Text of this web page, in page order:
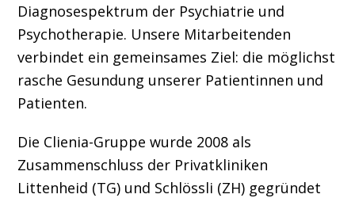
Diagnosespektrum der Psychiatrie und
Psychotherapie. Unsere Mitarbeitenden
verbindet ein gemeinsames Ziel: die möglichst
rasche Gesundung unserer Patientinnen und
Patienten.
Die Clienia-Gruppe wurde 2008 als
Zusammenschluss der Privatkliniken
Littenheid (TG) und Schlössli (ZH) gegründet